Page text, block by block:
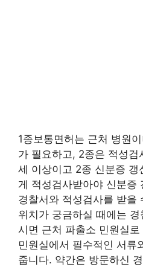
1종보통면허는 근처 병원
가 필요하고, 2종은 적성
세 이상이고 2종 신분증 갱
게 적성검사받아야 신분증
경찰서와 적성검사를 받을
위치가 궁금하실 때에는
시면 근처 파출소 민원실
민원실에서 필수적인 서류
줍니다. 약간은 방문하신